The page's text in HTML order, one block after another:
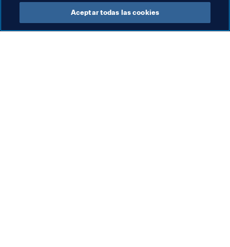
Aceptar todas las cookies